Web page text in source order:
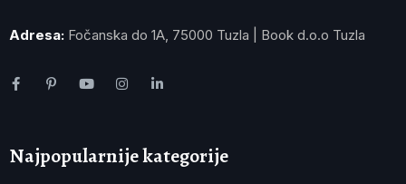
Adresa: Fočanska do 1A, 75000 Tuzla | Book d.o.o Tuzla
Najpopularnije kategorije